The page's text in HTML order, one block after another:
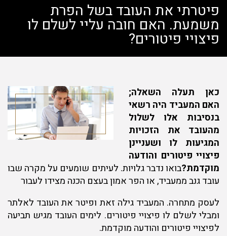
פיטרתי את העובד בשל הפרת
משמעת. האם חובה עליי לשלם לו
פיצויי פיטורים?
כאן תעלה השאלה;
האם המעביד היה רשאי
בנסיבות אלו לשלול
מהעובד את הזכויות
המגיעות לו ושעניינן
פיצויי פיטורים והודעה
מוקדמת?בואו נדבר גלויות. לעיתים שומעים על מקרה שבו
עובד גנב ממעביד, או הפר אמון בעצם הכנה מצידו לעבור
לעסק מתחרה. המעביד גילה זאת ופיטר את העובד לאלתר
ומבלי לשלם לו פיצויי פיטורים. לימים העובד מגיש תביעה
לפיצויי פיטורים והודעה מוקדמת.